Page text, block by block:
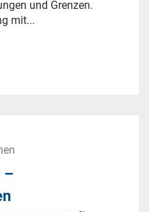
und Grenzen.
mit...
–